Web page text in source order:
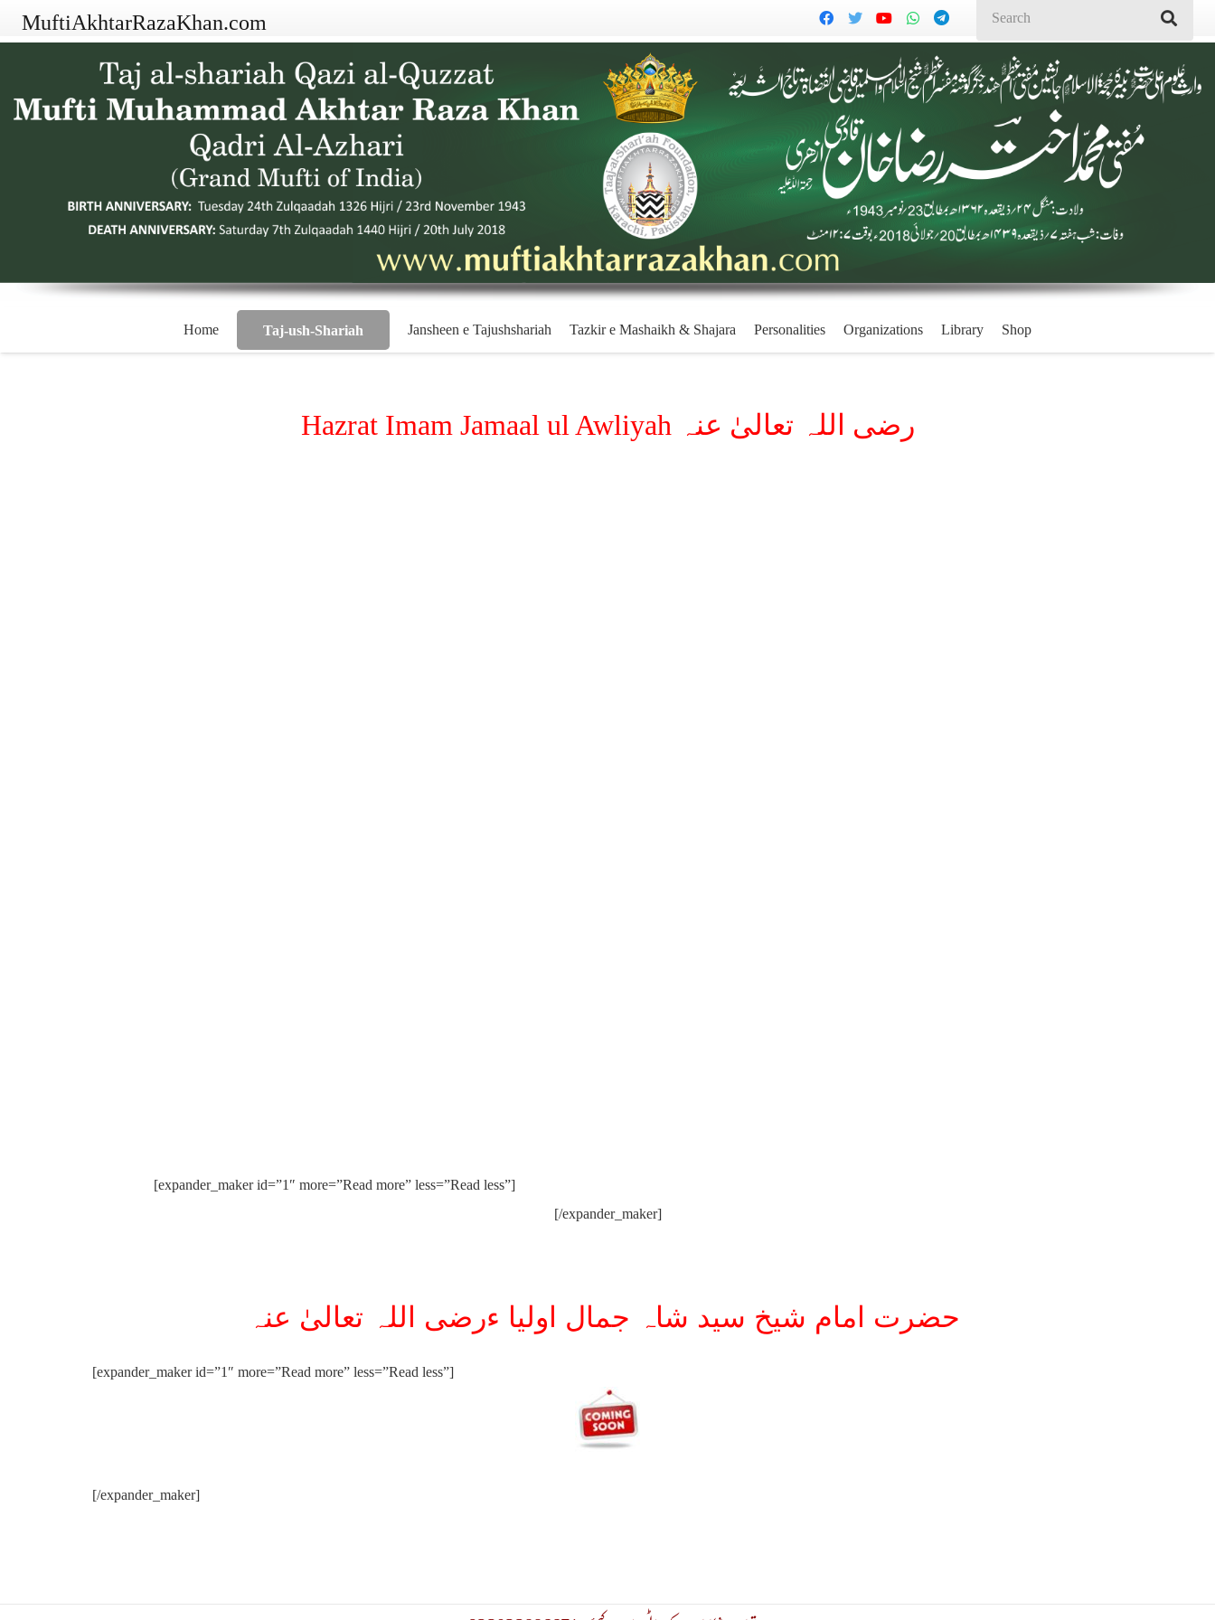
MuftiAkhtarRazaKhan.com
Home Taj-ush-Shariah Jansheen e Tajushshariah Tazkir e Mashaikh & Shajara Personalities Organizations Library Shop
Hazrat Imam Jamaal ul Awliyah رضی اللہ تعالیٰ عنہ
[expander_maker id=”1″ more=”Read more” less=”Read less”]
[/expander_maker]
[expander_maker id=”1″ more=”Read more” less=”Read less”]
[/expander_maker]